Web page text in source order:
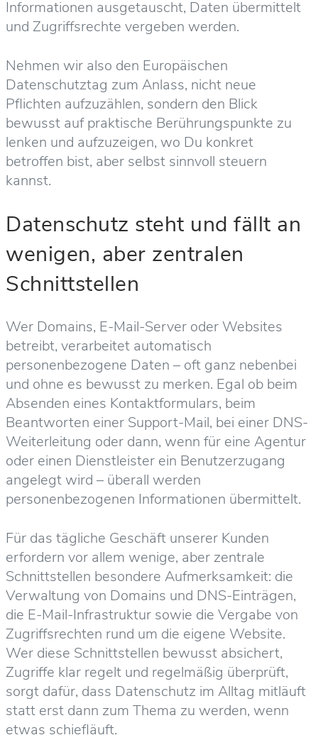
Informationen ausgetauscht, Daten übermittelt
und Zugriffsrechte vergeben werden.
Nehmen wir also den Europäischen
Datenschutztag zum Anlass, nicht neue
Pflichten aufzuzählen, sondern den Blick
bewusst auf praktische Berührungspunkte zu
lenken und aufzuzeigen, wo Du konkret
betroffen bist, aber selbst sinnvoll steuern
kannst.
Datenschutz steht und fällt an
wenigen, aber zentralen
Schnittstellen
Wer Domains, E-Mail-Server oder Websites
betreibt, verarbeitet automatisch
personenbezogene Daten – oft ganz nebenbei
und ohne es bewusst zu merken. Egal ob beim
Absenden eines Kontaktformulars, beim
Beantworten einer Support-Mail, bei einer DNS-
Weiterleitung oder dann, wenn für eine Agentur
oder einen Dienstleister ein Benutzerzugang
angelegt wird – überall werden
personenbezogenen Informationen übermittelt.
Für das tägliche Geschäft unserer Kunden
erfordern vor allem wenige, aber zentrale
Schnittstellen besondere Aufmerksamkeit: die
Verwaltung von Domains und DNS-Einträgen,
die E-Mail-Infrastruktur sowie die Vergabe von
Zugriffsrechten rund um die eigene Website.
Wer diese Schnittstellen bewusst absichert,
Zugriffe klar regelt und regelmäßig überprüft,
sorgt dafür, dass Datenschutz im Alltag mitläuft
statt erst dann zum Thema zu werden, wenn
etwas schiefläuft.